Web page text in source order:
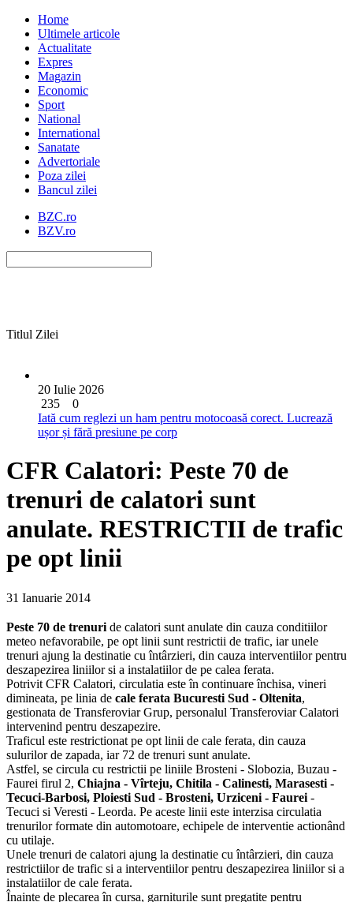
Home
Ultimele articole
Actualitate
Expres
Magazin
Economic
Sport
National
International
Sanatate
Advertoriale
Poza zilei
Bancul zilei
BZC.ro
BZV.ro
Titlul Zilei
20 Iulie 2026
235
0
Iată cum reglezi un ham pentru motocoasă corect. Lucrează
ușor și fără presiune pe corp
CFR Calatori: Peste 70 de
trenuri de calatori sunt
anulate. RESTRICTII de trafic
pe opt linii
31 Ianuarie 2014
Peste 70 de trenuri de calatori sunt anulate din cauza conditiilor
meteo nefavorabile, pe opt linii sunt restrictii de trafic, iar unele
trenuri ajung la destinatie cu întârzieri, din cauza interventiilor pentru
deszapezirea liniilor si a instalatiilor de pe calea ferata.
Potrivit CFR Calatori, circulatia este în continuare închisa, vineri
dimineata, pe linia de cale ferata Bucuresti Sud - Oltenita,
gestionata de Transferoviar Grup, personalul Transferoviar Calatori
intervenind pentru deszapezire.
Traficul este restrictionat pe opt linii de cale ferata, din cauza
sulurilor de zapada, iar 72 de trenuri sunt anulate.
Astfel, se circula cu restrictii pe liniile Brosteni - Slobozia, Buzau -
Faurei firul 2, Chiajna - Vîrteju, Chitila - Calinesti, Marasesti -
Tecuci-Barbosi, Ploiesti Sud - Brosteni, Urziceni - Faurei -
Tecuci si Veresti - Leorda. Pe aceste linii este interzisa circulatia
trenurilor formate din automotoare, echipele de interventie actionând
cu utilaje.
Unele trenuri de calatori ajung la destinatie cu întârzieri, din cauza
restrictiilor de trafic si a interventiilor pentru deszapezirea liniilor si a
instalatiilor de cale ferata.
Înainte de plecarea în cursa, garniturile sunt pregatite pentru